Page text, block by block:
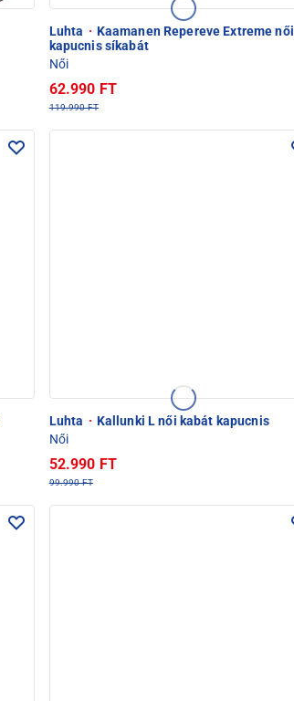
Luhta · Kaamanen Repereve Extreme női
kapucnis síkabát
Női
62.990 FT
119.990 FT
Luhta · Kallunki L női kabát kapucnis
Női
52.990 FT
99.990 FT